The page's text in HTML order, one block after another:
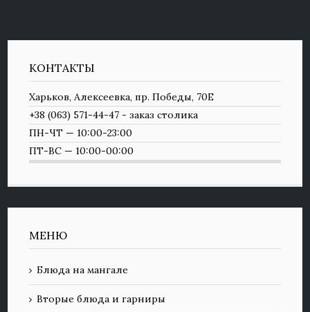
КОНТАКТЫ
Харьков, Алексеевка, пр. Победы, 70Е
+38 (063) 571-44-47 - заказ столика
ПН-ЧТ — 10:00-23:00
ПТ-ВС — 10:00-00:00
МЕНЮ
Блюда на мангале
Вторые блюда и гарниры